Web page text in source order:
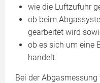
wie die Luftzufuhr
ob beim
gearbeitet wird
ob es sich um eine
handelt.
Bei der